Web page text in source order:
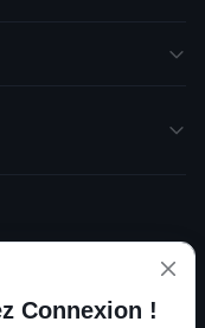
RE (17)
Connexion !